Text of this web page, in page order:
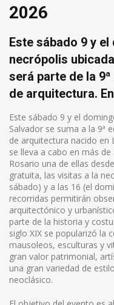
2026
Este sábado 9 y
necrópolis
será parte de la
de arquitectura.
Este sábado 9 y el
Salvador se suma a la 9ª
de arquitectura nacido en
se lleva a cabo en más
Rosario una de ellas
gratuita, las visitas a la
sábado) y a las 16 (el
recorridas permitirán
arquitectónico y
parte de la historia y
siglo XIX se popularizó la
mausoleos, esculturas y
gran valor patrimonial,
una gran variedad de
neoclásico.